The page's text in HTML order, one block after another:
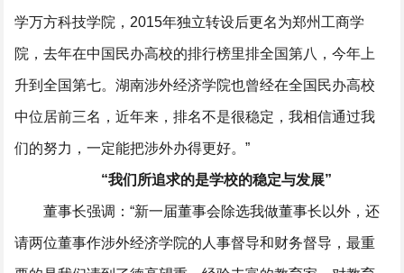
学万方科技学院，2015年独立转设后更名为郑州工商学
院，去年在中国民办高校的排行榜里排全国第八，今年上
升到全国第七。湖南涉外经济学院也曾经在全国民办高校
中位居前三名，近年来，排名不是很稳定，我相信通过我
们的努力，一定能把涉外办得更好。”
“我们所追求的是学校的稳定与发展”
董事长强调：“新一届董事会除选我做董事长以外，还
请两位董事作涉外经济学院的人事督导和财务督导，最重